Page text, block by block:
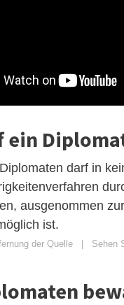
ein
darf in
ausgenommen
ist.
der Quelle | Sehen